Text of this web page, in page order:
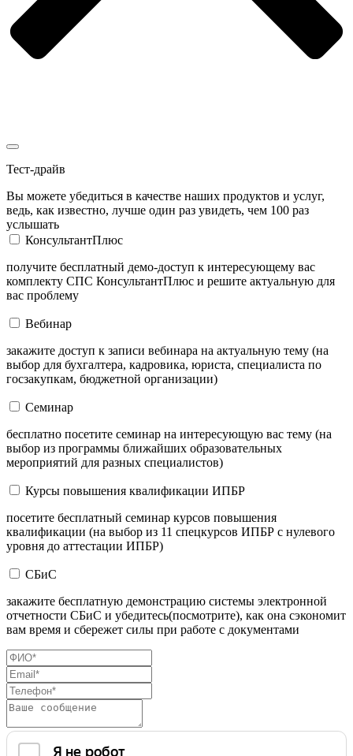
Тест-драйв
Вы можете убедиться в качестве наших продуктов и услуг,
ведь, как известно, лучше один раз увидеть, чем 100 раз
услышать
КонсультантПлюс
получите бесплатный демо-доступ к интересующему вас
комплекту СПС КонсультантПлюс и решите актуальную для
вас проблему
Вебинар
закажите доступ к записи вебинара на актуальную тему (на
выбор для бухгалтера, кадровика, юриста, специалиста по
госзакупкам, бюджетной организации)
Семинар
бесплатно посетите семинар на интересующую вас тему (на
выбор из программы ближайших образовательных
мероприятий для разных специалистов)
Курсы повышения квалификации ИПБР
посетите бесплатный семинар курсов повышения
квалификации (на выбор из 11 спецкурсов ИПБР с нулевого
уровня до аттестации ИПБР)
СБиС
закажите бесплатную демонстрацию системы электронной
отчетности СБиС и убедитесь(посмотрите), как она сэкономит
вам время и сбережет силы при работе с документами